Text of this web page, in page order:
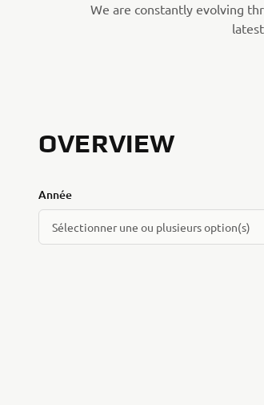
We are constantly evolving
OVERVIEW
Année
Sélectionner une ou plusieurs option(s)